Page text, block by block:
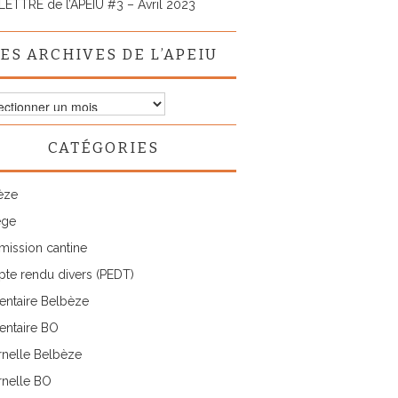
de l’APEIU #3 – Avril 2023
ARCHIVES DE L’APEIU
CATÉGORIES
cantine
rendu divers (PEDT)
Belbèze
BO
Belbèze
BO